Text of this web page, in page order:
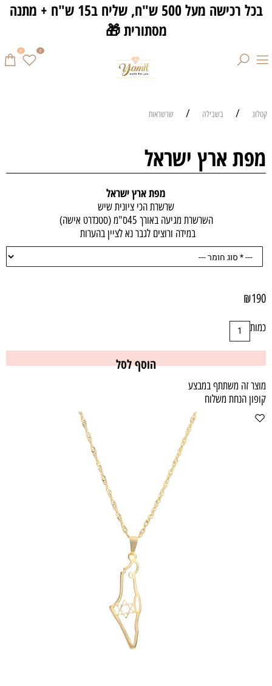
בכל רכישה מעל 500 ש"ח, שליח ב15 ש"ח + מתנה
מסתורית 🎁
0 0
קטלוג / בשבילה / שרשראות
מפת ארץ ישראל
מפת ארץ ישראל
שרשרת הכי ציונית שיש
השרשרת מגיעה באורך 45ס"מ (סטנדרט אישה)
במידה ורוצים לגבר נא לציין בהערות
₪190
כמות
הוסף לסל
מוצר זה משתתף במבצע
קופון הנחת משלוח